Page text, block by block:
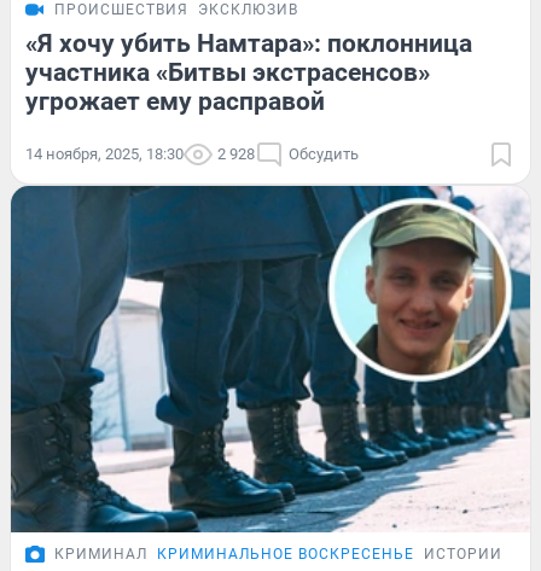
ПРОИСШЕСТВИЯ ЭКСКЛЮЗИВ
«Я хочу убить Намтара»: поклонница
участника «Битвы экстрасенсов»
угрожает ему расправой
14 ноября, 2025, 18:30 2 928 Обсудить
КРИМИНАЛ КРИМИНАЛЬНОЕ ВОСКРЕСЕНЬЕ ИСТОРИИ